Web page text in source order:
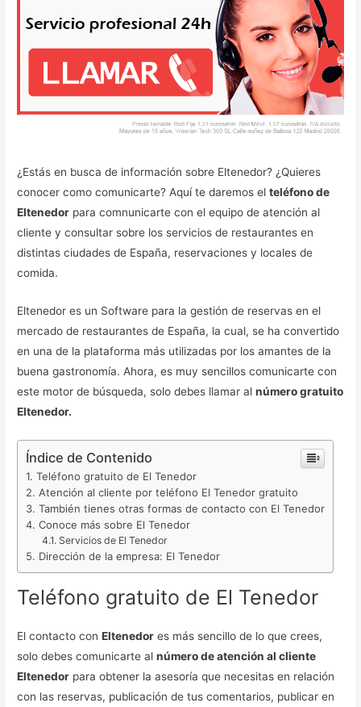
¿Estás en busca de información sobre Eltenedor? ¿Quieres
conocer como comunicarte? Aquí te daremos elteléfono de
Eltenedor para comnunicarte con el equipo de atención al
cliente y consultar sobre los servicios de restaurantes en
distintas ciudades de España, reservaciones y locales de
comida.
Eltenedor es un Software para la gestión de reservas en el
mercado de restaurantes de España, la cual, se ha convertido
en una de la plataforma más utilizadas por los amantes de la
buena gastronomía. Ahora, es muy sencillos comunicarte con
este motor de búsqueda, solo debes llamar alnúmero gratuito
Eltenedor.
Índice de Contenido
Teléfono gratuito de El Tenedor
Atención al cliente por teléfono El Tenedor gratuito
También tienes otras formas de contacto con El Tenedor
Conoce más sobre El Tenedor
Servicios de El Tenedor
Dirección de la empresa: El Tenedor
Teléfono gratuito de El Tenedor
El contacto conEltenedor es más sencillo de lo que crees,
solo debes comunicarte alnúmero de atención al cliente
Eltenedor para obtener la asesoría que necesitas en relación
con las reservas, publicación de tus comentarios, publicar en